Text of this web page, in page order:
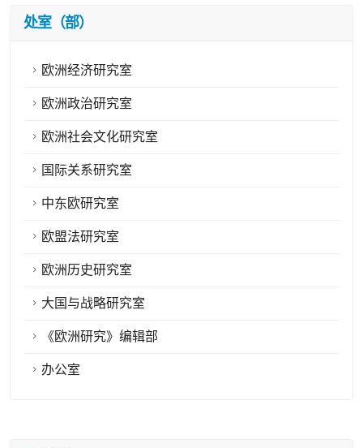
处室（部）
欧洲经济研究室
欧洲政治研究室
欧洲社会文化研究室
国际关系研究室
中东欧研究室
欧盟法研究室
欧洲历史研究室
大国与战略研究室
《欧洲研究》编辑部
办公室